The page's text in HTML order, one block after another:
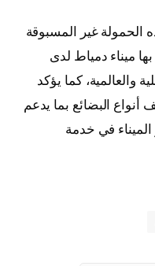
الحمولة غير المسبوقة
ميناء دمياط لدى
والعالمية، كما يؤكد
أنواع البضائع بما يدعم
الميناء في خدمة